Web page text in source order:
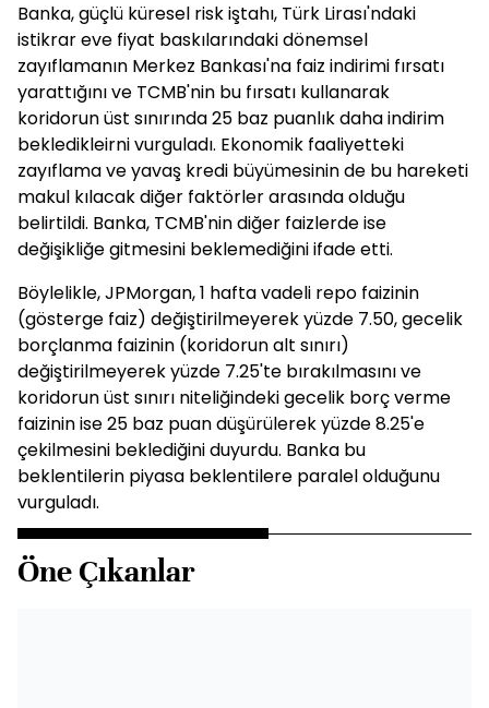
Banka, güçlü küresel risk iştahı, Türk Lirası'ndaki
istikrar eve fiyat baskılarındaki dönemsel
zayıflamanın Merkez Bankası'na faiz indirimi fırsatı
yarattığını ve TCMB'nin bu fırsatı kullanarak
koridorun üst sınırında 25 baz puanlık daha indirim
bekledikleirni vurguladı. Ekonomik faaliyetteki
zayıflama ve yavaş kredi büyümesinin de bu hareketi
makul kılacak diğer faktörler arasında olduğu
belirtildi. Banka, TCMB'nin diğer faizlerde ise
değişikliğe gitmesini beklemediğini ifade etti.
Böylelikle, JPMorgan, 1 hafta vadeli repo faizinin
(gösterge faiz) değiştirilmeyerek yüzde 7.50, gecelik
borçlanma faizinin (koridorun alt sınırı)
değiştirilmeyerek yüzde 7.25'te bırakılmasını ve
koridorun üst sınırı niteliğindeki gecelik borç verme
faizinin ise 25 baz puan düşürülerek yüzde 8.25'e
çekilmesini beklediğini duyurdu. Banka bu
beklentilerin piyasa beklentilere paralel olduğunu
vurguladı.
Öne Çıkanlar